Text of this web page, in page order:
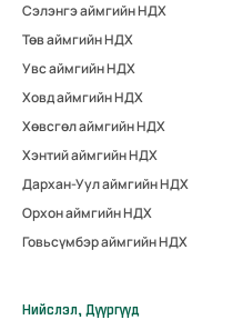
Сэлэнгэ аймгийн НДХ
Төв аймгийн НДХ
Увс аймгийн НДХ
Ховд аймгийн НДХ
Хөвсгөл аймгийн НДХ
Хэнтий аймгийн НДХ
Дархан-Уул аймгийн НДХ
Орхон аймгийн НДХ
Говьсүмбэр аймгийн НДХ
Нийслэл, Дүүргүүд